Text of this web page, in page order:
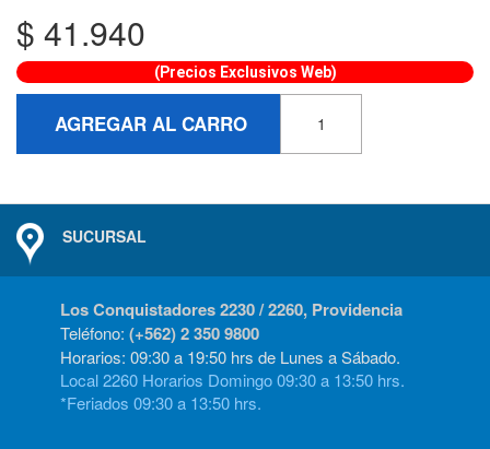
$ 41.940
(Precios Exclusivos Web)
AGREGAR AL CARRO
SUCURSAL
Los Conquistadores 2230 / 2260, Providencia
Teléfono: (+562) 2 350 9800
Horarios: 09:30 a 19:50 hrs de Lunes a Sábado.
Local 2260 Horarios Domingo 09:30 a 13:50 hrs.
*Feriados 09:30 a 13:50 hrs.